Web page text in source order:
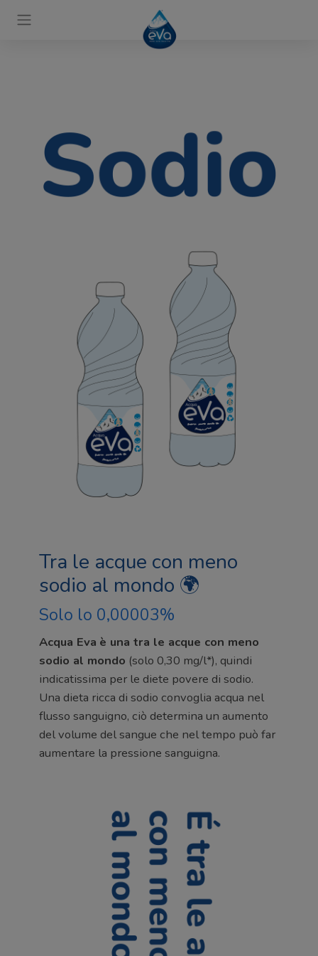
Tra le acque con meno
sodio al mondo 🌍
Solo lo 0,00003%
Acqua Eva è una tra le acque con meno
sodio al mondo (solo 0,30 mg/l*), quindi
indicatissima per le diete povere di sodio.
Una dieta ricca di sodio convoglia acqua nel
flusso sanguigno, ciò determina un aumento
del volume del sangue che nel tempo può far
aumentare la pressione sanguigna.